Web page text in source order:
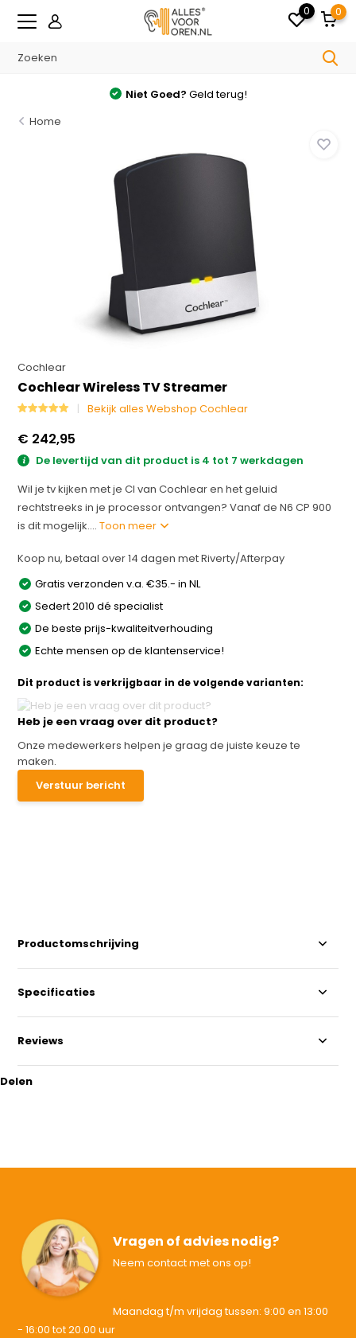
0 0
Niet Goed? Geld terug!
Home
Cochlear
Cochlear Wireless TV Streamer
Bekijk alles Webshop Cochlear
€ 242,95
De levertijd van dit product is 4 tot 7 werkdagen
Wil je tv kijken met je CI van Cochlear en het geluid
rechtstreeks in je processor ontvangen? Vanaf de N6 CP 900
is dit mogelijk....Toon meer
Koop nu, betaal over 14 dagen met Riverty/Afterpay
Gratis verzonden v.a. €35.- in NL
Sedert 2010 dé specialist
De beste prijs-kwaliteitverhouding
Echte mensen op de klantenservice!
Dit product is verkrijgbaar in de volgende varianten:
Heb je een vraag over dit product?
Onze medewerkers helpen je graag de juiste keuze te
maken.
Verstuur bericht
Productomschrijving
Specificaties
Reviews
Delen
Vragen of advies nodig?
Neem contact met ons op!
Maandag t/m vrijdag tussen: 9:00 en 13:00
- 16:00 tot 20.00 uur